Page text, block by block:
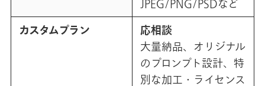
JPEG/PNG/PSDなど
カスタムプラン
応相談
大量納品、オリジナル
のプロンプト設計、特
別な加工・ライセンス